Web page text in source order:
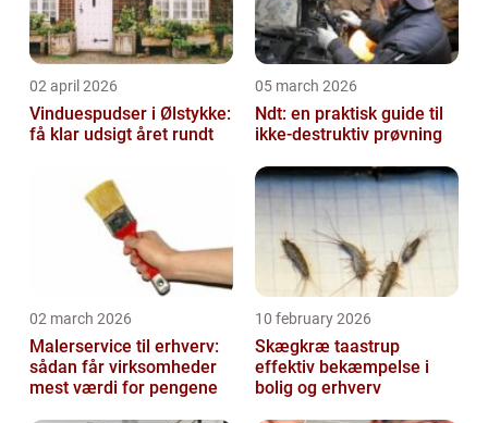
02 april 2026
Vinduespudser i Ølstykke:
få klar udsigt året rundt
05 march 2026
Ndt: en praktisk guide til
ikke-destruktiv prøvning
02 march 2026
Malerservice til erhverv:
sådan får virksomheder
mest værdi for pengene
10 february 2026
Skægkræ taastrup
effektiv bekæmpelse i
bolig og erhverv